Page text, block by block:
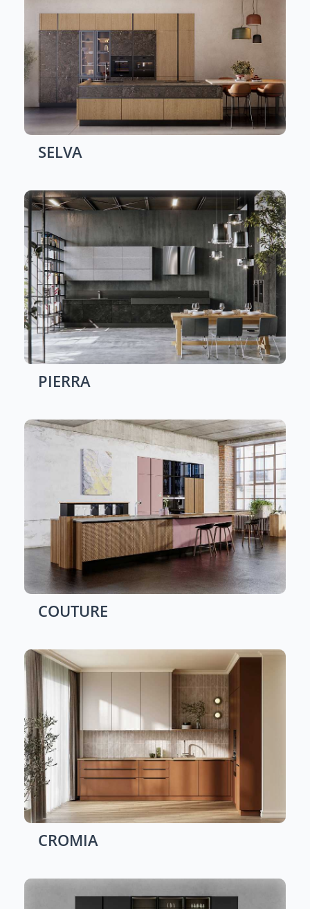
SELVA
PIERRA
COUTURE
CROMIA